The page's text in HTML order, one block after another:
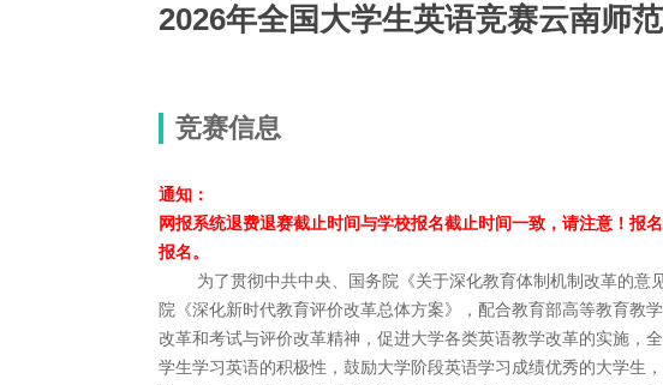
2026年全国大学生英语竞赛云南师
竞赛信息
通知：
网报系统​退费退赛截止时间与学校报名截止时间一致，请注意！报
报名。
为了贯彻中共中央、国务院《关于深化教育体制机制改革的意
院《深化新时代教育评价改革总体方案》，配合教育部高等教育教
改革和考试与评价改革精神，促进大学各类英语教学改革的实施，
学生学习英语的积极性，鼓励大学阶段英语学习成绩优秀的大学生